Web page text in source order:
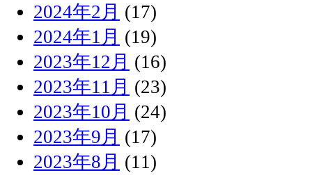
2024年2月 (17)
2024年1月 (19)
2023年12月 (16)
2023年11月 (23)
2023年10月 (24)
2023年9月 (17)
2023年8月 (11)